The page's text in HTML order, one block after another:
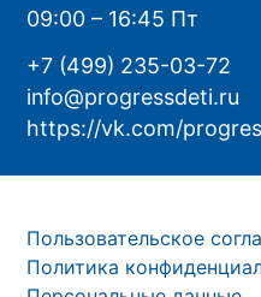
09:00 – 16:45 Пт
+7 (499) 235-03-72
info@progressdeti.ru
https://vk.com/
Пользовательское
Политика